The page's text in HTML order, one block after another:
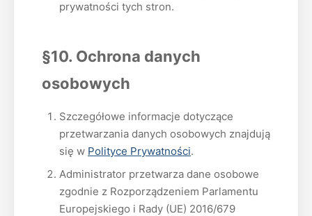
prywatności tych stron.
§10. Ochrona danych
osobowych
Szczegółowe informacje dotyczące
przetwarzania danych osobowych znajdują
się w Polityce Prywatności.
Administrator przetwarza dane osobowe
zgodnie z Rozporządzeniem Parlamentu
Europejskiego i Rady (UE) 2016/679